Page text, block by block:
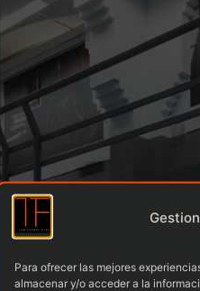
Para ofrecer las mejores
almacenar y/o acceder a la